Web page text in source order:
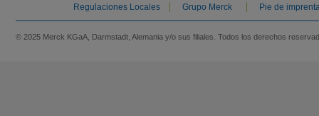
Regulaciones Locales Grupo Merck Pie de
© 2025 Merck KGaA, Darmstadt, Alemania y/o sus filiales. Todos los derechos